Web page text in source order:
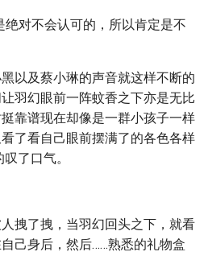
绝对不会认可的，所以肯定是不
以及蔡小琳的声音就这样不断的
羽幻眼前一阵蚊香之下亦是无比
靠谱现在却像是一群小孩子一样
了看自己眼前摆满了的各色各样
了口气。
拽了拽，当羽幻回头之下，就看
己身后，然后……熟悉的礼物盒